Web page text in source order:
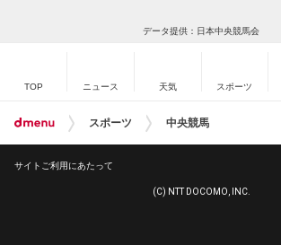
データ提供：日本中央競馬会
TOP ニュース 天気 スポーツ
スポーツ 中央競馬
サイトご利用にあたって
(C) NTT DOCOMO, INC.